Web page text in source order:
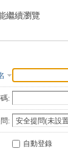
繼續瀏覽
:
:
自動登錄